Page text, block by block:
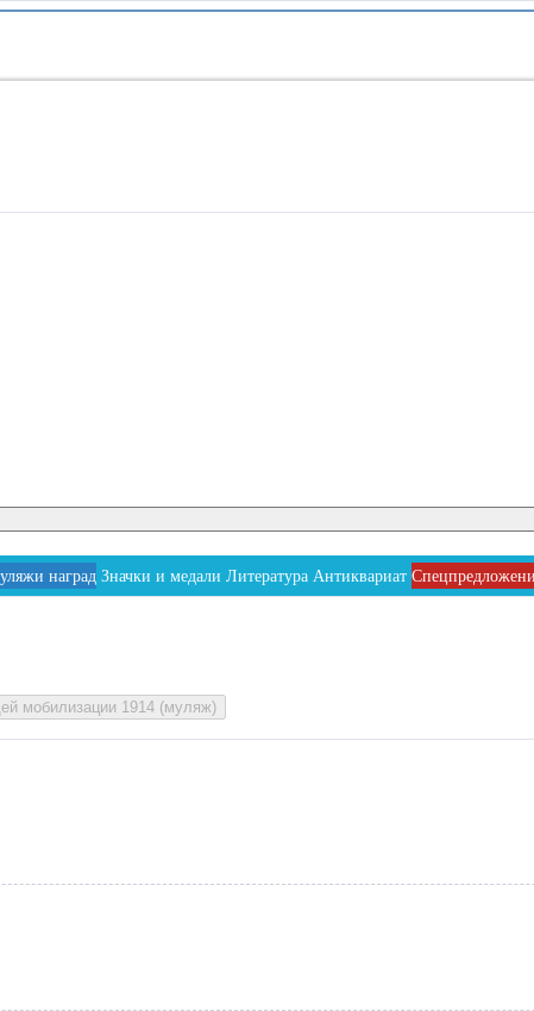
наград Значки и медали Литература Антиквариат
мобилизации 1914 (муляж)